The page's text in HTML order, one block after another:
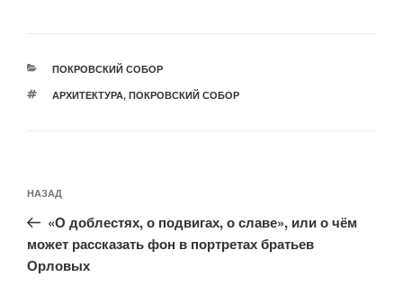
РУБРИКИ
ПОКРОВСКИЙ СОБОР
МЕТКИ
АРХИТЕКТУРА, ПОКРОВСКИЙ СОБОР
по
записям
Предыдущая
запись:
НАЗАД
«О доблестях, о подвигах, о славе», или о чём
может рассказать фон в портретах братьев
Орловых